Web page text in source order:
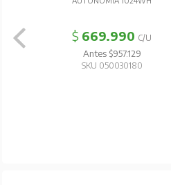
$ 669.990 C/U
Antes $957.129
SKU 050030180